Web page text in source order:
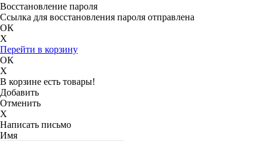
Восстановление пароля
Ссылка для восстановления пароля отправлена
ОК
X
Перейти в корзину
ОК
X
В корзине есть товары!
Добавить
Отменить
X
Написать письмо
Имя